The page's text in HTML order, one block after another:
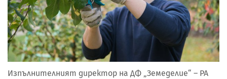
Изпълнителният директор на ДФ „Земеделие“ – РА